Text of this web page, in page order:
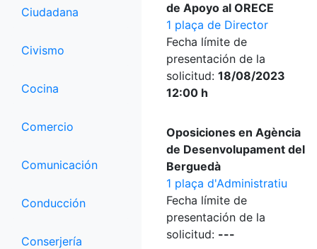
Ciudadana
Civismo
Cocina
Comercio
Comunicación
Conducción
Conserjería
de Apoyo al ORECE
1 plaça de Director
Fecha límite de
presentación de la
solicitud: 18/08/2023
12:00 h
Oposiciones en Agència
de Desenvolupament del
Berguedà
1 plaça d'Administratiu
Fecha límite de
presentación de la
solicitud: ---